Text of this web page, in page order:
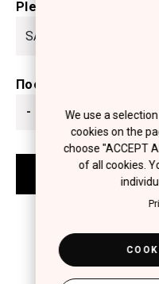
Please select
Ποσότητα
-
We use a
cookies on the
choose "ACCEPT
of all cookies.